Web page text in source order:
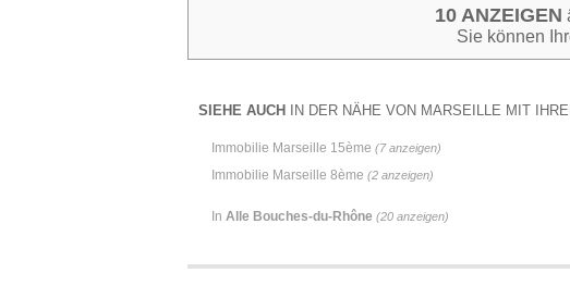
10 ANZEIGEN
Sie können
SIEHE AUCH IN DER NÄHE VON MARSEILLE MIT
Immobilie Marseille 15ème (7 anzeigen)
Immobilie Marseille 8ème (2 anzeigen)
In Alle Bouches-du-Rhône (20 anzeigen)